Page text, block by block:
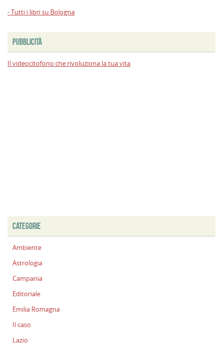
- Tutti i libri su Bologna
PUBBLICITÀ
Il videocitofono che rivoluziona la tua vita
CATEGORIE
Ambiente
Astrologia
Campania
Editoriale
Emilia Romagna
Il caso
Lazio